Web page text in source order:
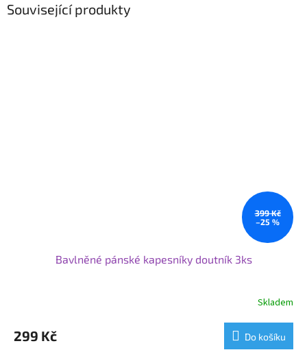
Související produkty
399 Kč
–25 %
Bavlněné pánské kapesníky doutník 3ks
Skladem
299 Kč Do košíku